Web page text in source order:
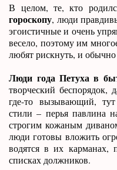
В целом, те, кто
гороскопу, люди
эгоистичные и очень
весело, поэтому им
любят рискнуть, и
Люди года Петуха в
творческий беспорядок,
где-то вызывающий,
стили – перья павлина
строгим кожаным
люди готовы вложить
водятся в их карманах,
списках должников.